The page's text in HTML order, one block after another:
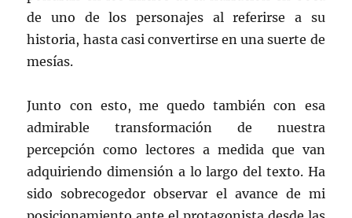
de uno de los personajes al referirse a su
historia, hasta casi convertirse en una suerte de
mesías.
Junto con esto, me quedo también con esa
admirable transformación de nuestra
percepción como lectores a medida que van
adquiriendo dimensión a lo largo del texto. Ha
sido sobrecogedor observar el avance de mi